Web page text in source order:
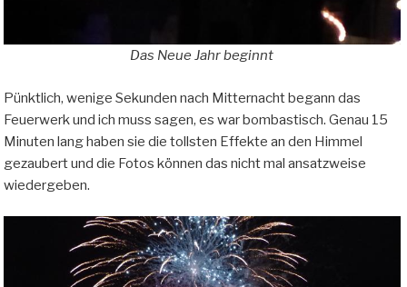
Das Neue Jahr beginnt
Pünktlich, wenige Sekunden nach Mitternacht begann das
Feuerwerk und ich muss sagen, es war bombastisch. Genau 15
Minuten lang haben sie die tollsten Effekte an den Himmel
gezaubert und die Fotos können das nicht mal ansatzweise
wiedergeben.